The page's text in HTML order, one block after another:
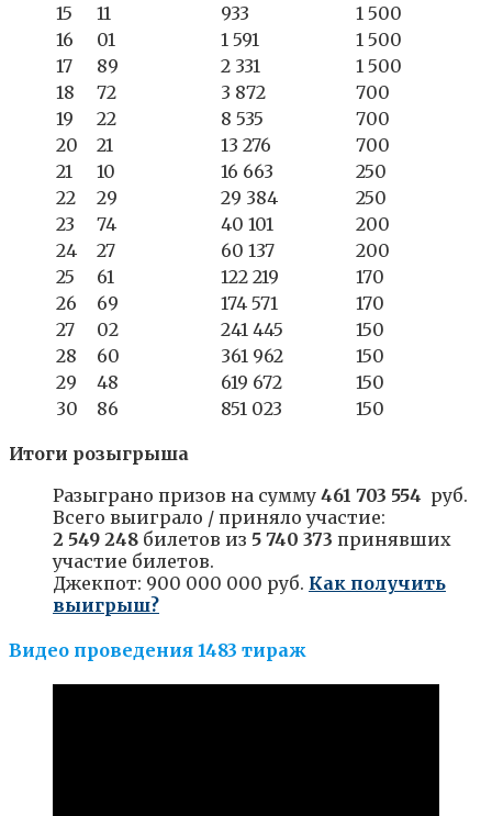
15
11 933
1 500
16
01 1 591
1 500
17
89 2 331
1 500
18
72 3 872
700
19
22 8 535
700
20
21 13 276
700
21
10 16 663
250
22
29 29 384
250
23
74 40 101
200
24
27 60 137
200
25
61 122 219
170
26
69 174 571
170
27
02 241 445
150
28
60 361 962
150
29
48 619 672
150
30
86 851 023 150
Итоги розыгрыша
Разыграно призов на сумму 461 703 554 руб.
Всего выиграло / приняло участие:
2 549 248 билетов из 5 740 373 принявших
участие билетов.
Джекпот: 900 000 000 руб. Как получить
выигрыш?
Видео проведения 1483 тираж